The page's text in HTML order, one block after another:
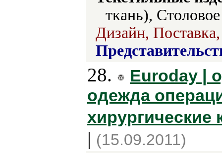
ткань),
Дизайн,
28.
Euroday |
одежда
хирургические
| (15.09.2011)